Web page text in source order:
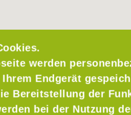
werden
Endgerät
Bereitstellung der
bei der Nutzung